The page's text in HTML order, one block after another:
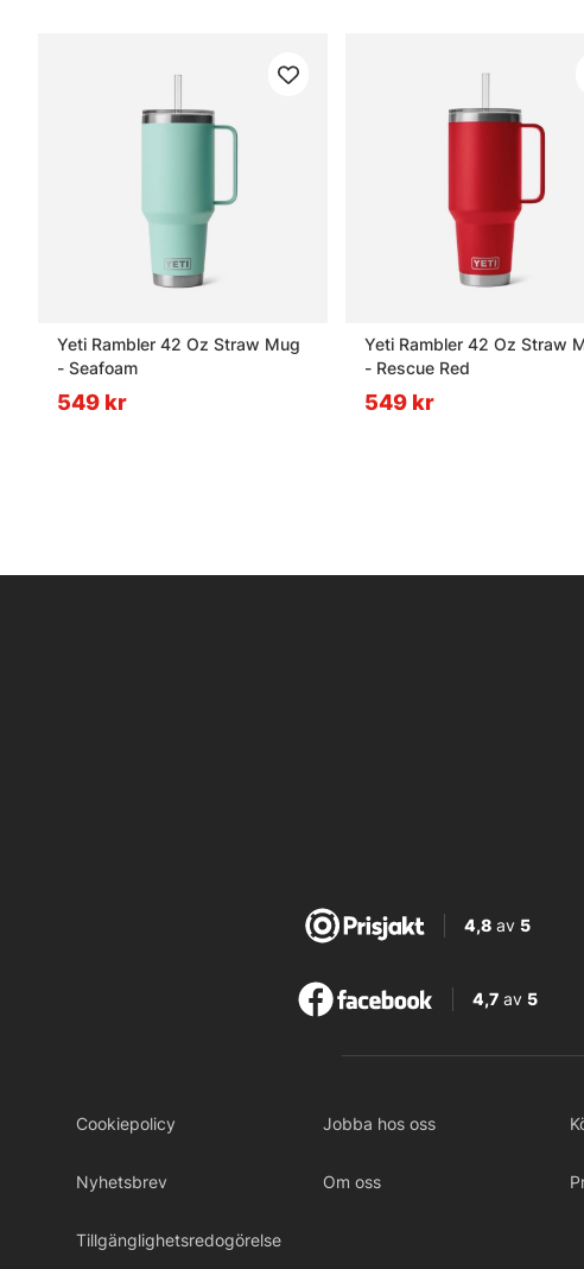
Yeti Rambler 42 Oz Straw Mug
- Seafoam
549 kr
Yeti Rambler 42 Oz Straw
- Rescue Red
549 kr
4,8 av5
4,7av 5
Cookiepolicy Jobba hos oss
Nyhetsbrev Om oss
Tillgänglighetsredogörelse